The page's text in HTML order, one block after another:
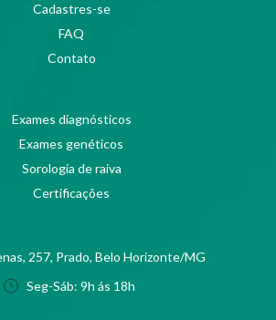
Cadastres-se
FAQ
Contato
Exames diagnósticos
Exames genéticos
Sorologia de raiva
Certificações
257, Prado, Belo Horizonte/MG
Seg-Sáb: 9h ás 18h